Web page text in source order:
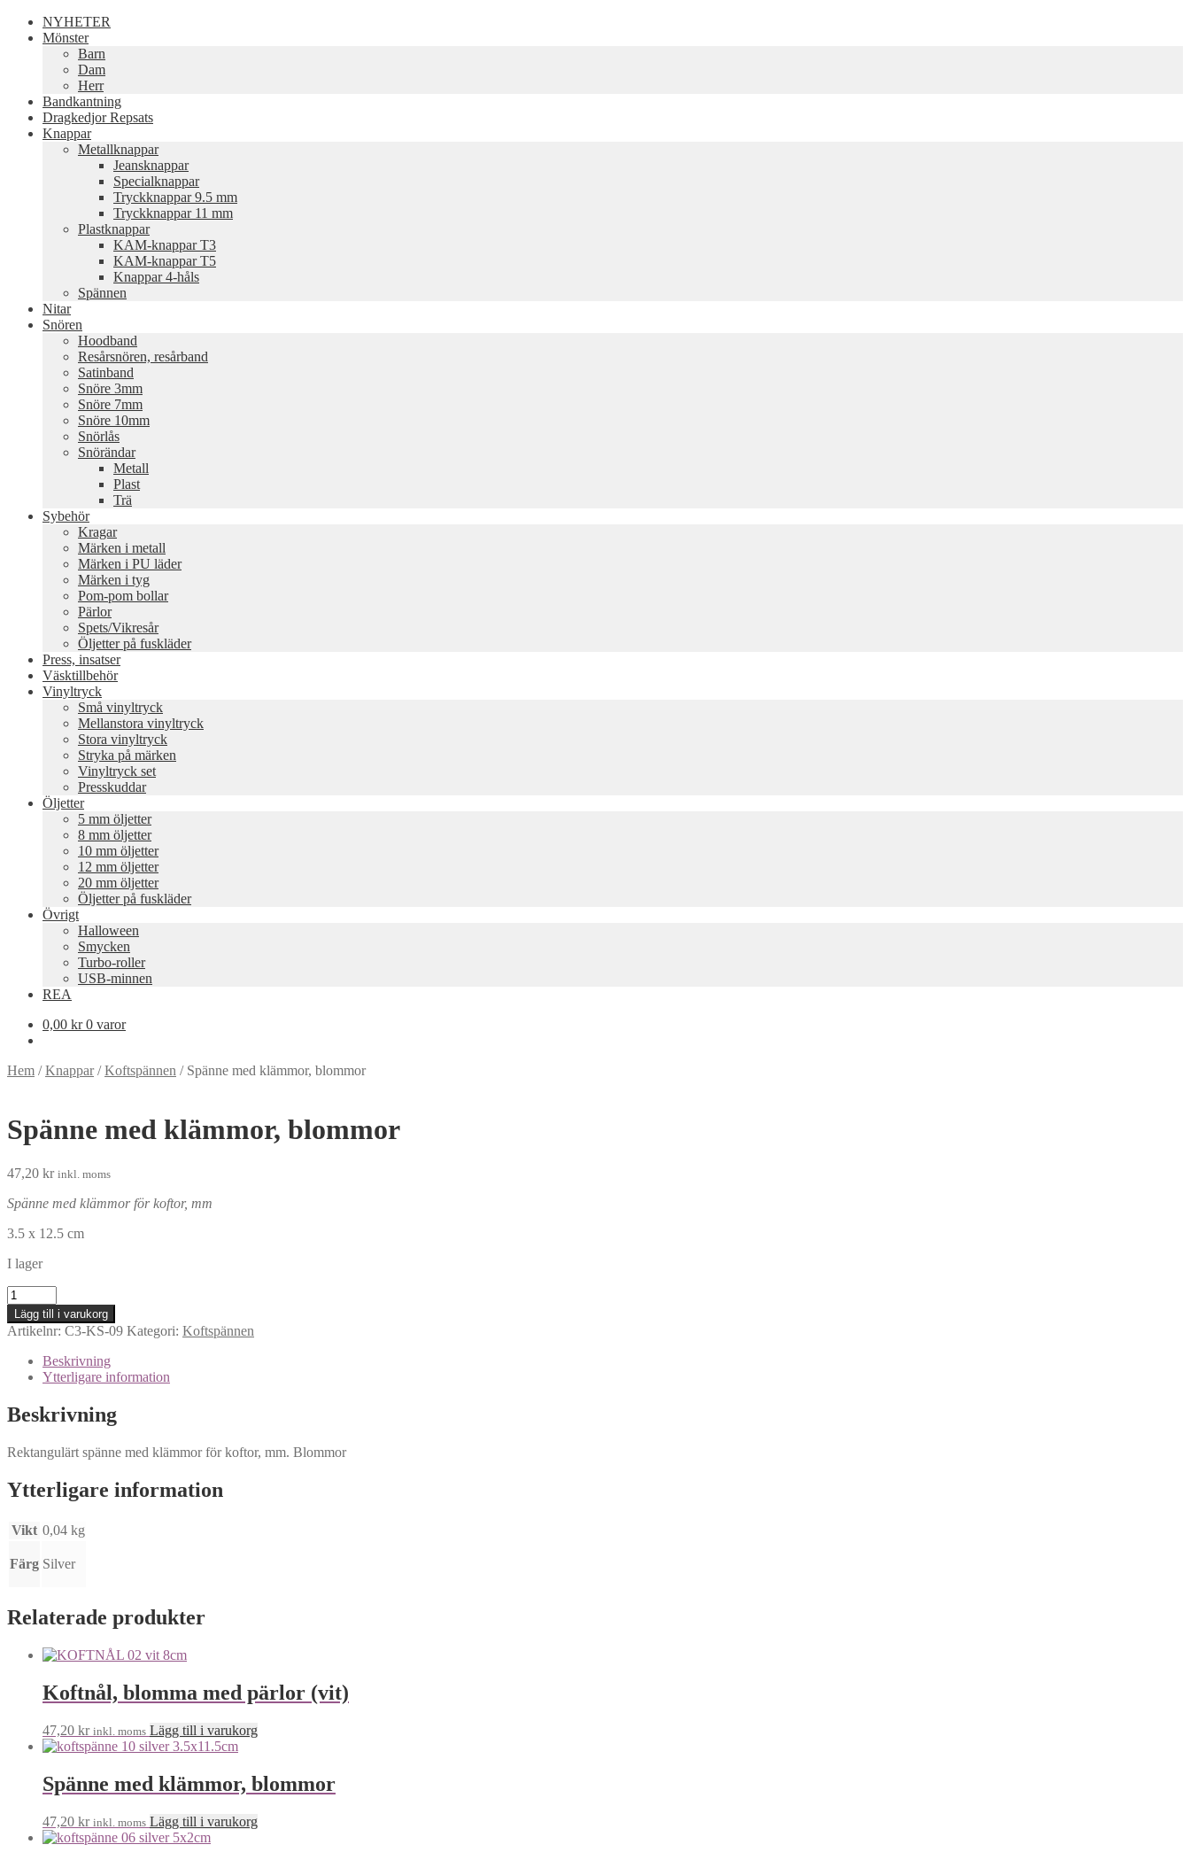
NYHETER
Mönster
Barn
Dam
Herr
Bandkantning
Dragkedjor Repsats
Knappar
Metallknappar
Jeansknappar
Specialknappar
Tryckknappar 9.5 mm
Tryckknappar 11 mm
Plastknappar
KAM-knappar T3
KAM-knappar T5
Knappar 4-håls
Spännen
Nitar
Snören
Hoodband
Resårsnören, resårband
Satinband
Snöre 3mm
Snöre 7mm
Snöre 10mm
Snörlås
Snörändar
Metall
Plast
Trä
Sybehör
Kragar
Märken i metall
Märken i PU läder
Märken i tyg
Pom-pom bollar
Pärlor
Spets/Vikresår
Öljetter på fuskläder
Press, insatser
Väsktillbehör
Vinyltryck
Små vinyltryck
Mellanstora vinyltryck
Stora vinyltryck
Stryka på märken
Vinyltryck set
Presskuddar
Öljetter
5 mm öljetter
8 mm öljetter
10 mm öljetter
12 mm öljetter
20 mm öljetter
Öljetter på fuskläder
Övrigt
Halloween
Smycken
Turbo-roller
USB-minnen
REA
0,00 kr 0 varor
Hem /Knappar/Koftspännen / Spänne med klämmor, blommor
Spänne med klämmor, blommor
47,20 kr inkl. moms
Spänne med klämmor för koftor, mm
3.5 x 12.5 cm
I lager
Spänne
med
klämmor,
blommor
mängd
Lägg till i varukorg
Artikelnr: C3-KS-09 Kategori: Koftspännen
Beskrivning
Ytterligare information
Beskrivning
Rektangulärt spänne med klämmor för koftor, mm. Blommor
Ytterligare information
Vikt 0,04 kg
Färg Silver
Relaterade produkter
Koftnål, blomma med pärlor (vit)
47,20 kr inkl. moms Lägg till i varukorg
Spänne med klämmor, blommor
47,20 kr inkl. moms Lägg till i varukorg